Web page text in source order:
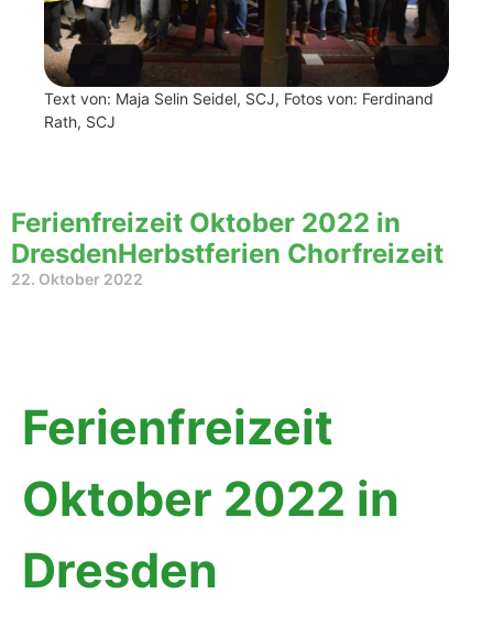
Text von: Maja Selin Seidel, SCJ, Fotos von: Ferdinand
Rath, SCJ
Ferienfreizeit Oktober 2022 in
DresdenHerbstferien Chorfreizeit
22. Oktober 2022
Ferienfreizeit
Oktober 2022 in
Dresden